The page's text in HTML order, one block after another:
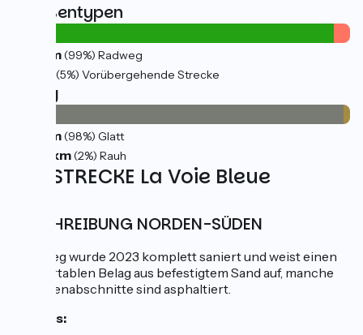
Straßentypen
32km(99%) Radweg
(5%) Vorübergehende Strecke
Belag
32km(98%) Glatt
0.61km(2%) Rauh
DIE STRECKE La Voie Bleue
BESCHREIBUNG NORDEN-SÜDEN
Der Weg wurde 2023 komplett saniert und weist einen
komfortablen Belag aus befestigtem Sand auf, manche
Streckenabschnitte sind asphaltiert.
Hinweis: